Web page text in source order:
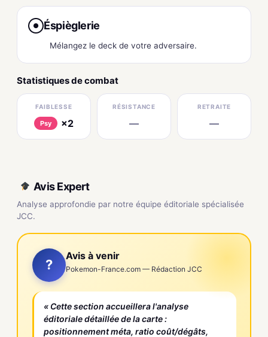
● Éspièglerie
Mélangez le deck de votre adversaire.
Statistiques de combat
FAIBLESSE
Psy ×2
RÉSISTANCE
—
RETRAITE
—
Avis Expert
Analyse approfondie par notre équipe éditoriale spécialisée
JCC.
?
Avis à venir
Pokemon-France.com — Rédaction JCC
« Cette section accueillera l'analyse
éditoriale détaillée de la carte :
positionnement méta, ratio coût/dégâts,